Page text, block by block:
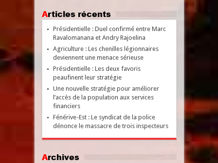
Articles récents
Présidentielle : Duel confirmé entre Marc
Ravalomanana et Andry Rajoelina
Agriculture : Les chenilles légionnaires
deviennent une menace sérieuse
Présidentielle : Les deux favoris
peaufinent leur stratégie
Une nouvelle stratégie pour améliorer
l’accès de la population aux services
financiers
Fénérive-Est : Le syndicat de la police
dénonce le massacre de trois inspecteurs
Archives